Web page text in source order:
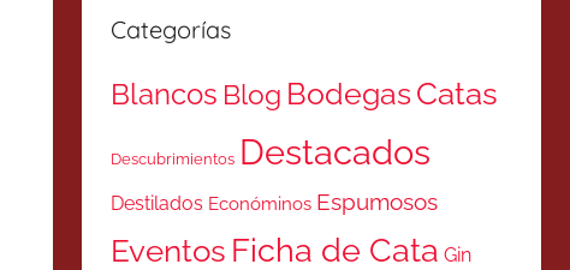
Categorías
Blancos Blog BodegasCatas
Descubrimientos Destacados
Destilados Económinos Espumosos
Eventos Ficha de Cata Gin